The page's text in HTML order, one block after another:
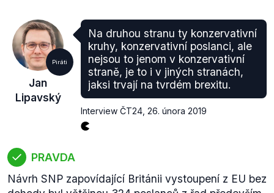
Piráti
Jan
Lipavský
Na druhou stranu ty konzervativní
kruhy, konzervativní poslanci, ale
nejsou to jenom v konzervativní
straně, je to i v jiných stranách,
jaksi trvají na tvrdém brexitu.
Interview ČT24 26. února 2019
PRAVDA
Návrh SNP zapovídající Británii vystoupení z EU bez